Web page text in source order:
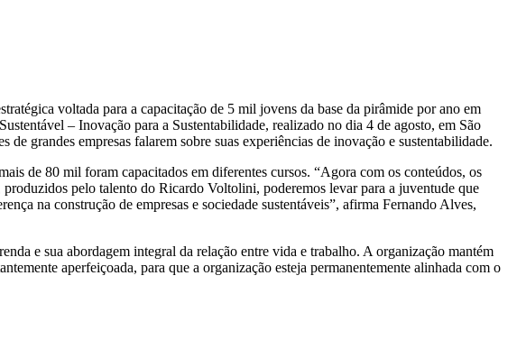
voltada para a capacitação de 5 mil jovens da base da pirâmide por ano em
– Inovação para a Sustentabilidade, realizado no dia 4 de agosto, em São
grandes empresas falarem sobre suas experiências de inovação e sustentabilidade.
de 80 mil foram capacitados em diferentes cursos. “Agora com os conteúdos, os
pelo talento do Ricardo Voltolini, poderemos levar para a juventude que
na construção de empresas e sociedade sustentáveis”, afirma Fernando Alves,
e sua abordagem integral da relação entre vida e trabalho. A organização mantém
aperfeiçoada, para que a organização esteja permanentemente alinhada com o